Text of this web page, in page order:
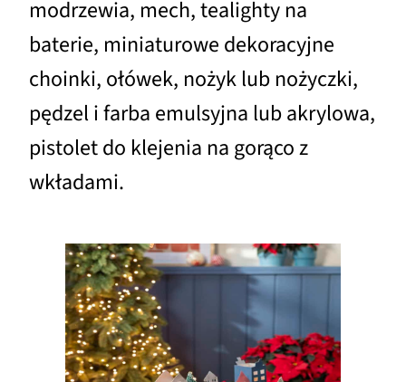
modrzewia, mech, tealighty na
baterie, miniaturowe dekoracyjne
choinki, ołówek, nożyk lub nożyczki,
pędzel i farba emulsyjna lub akrylowa,
pistolet do klejenia na gorąco z
wkładami.